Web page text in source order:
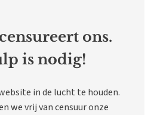
ons.
is nodig!
in de lucht te houden.
we vrij van censuur onze